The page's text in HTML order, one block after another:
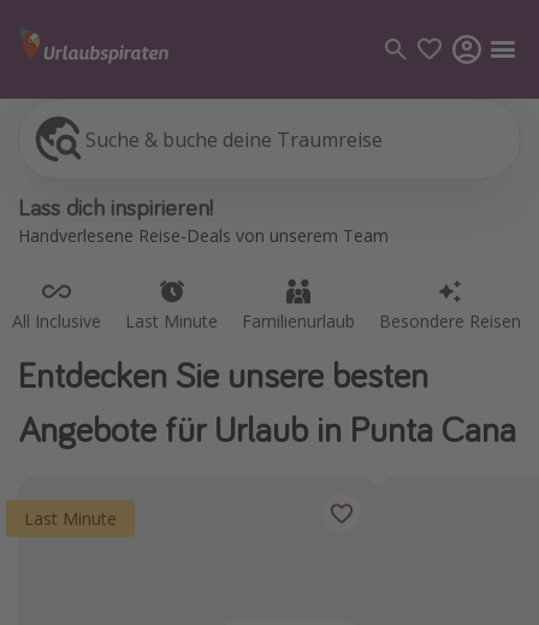
Suche & buche deine Traumreise
Lass dich inspirieren!
Handverlesene Reise-Deals von unserem Team
All Inclusive Last Minute Familienurlaub Besondere Reisen
All Inclusive
Flüge
Pauschalreisen
Alle Reiseziele
Gozo Urlaub
Entdecken Sie unsere besten
Angebote für Urlaub in Punta Cana
Last Minute